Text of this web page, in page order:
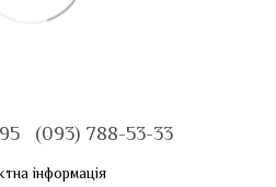
(093) 788-53-33
інформація